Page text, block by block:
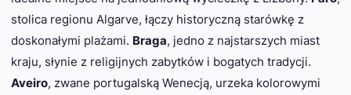
stolica regionu Algarve, łączy historyczną starówkę z
doskonałymi plażami. Braga, jedno z najstarszych miast
kraju, słynie z religijnych zabytków i bogatych tradycji.
Aveiro, zwane portugalską Wenecją, urzeka kolorowymi